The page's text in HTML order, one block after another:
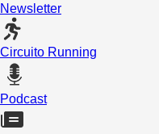
Newsletter
Circuito Running
Podcast